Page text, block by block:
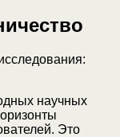
научных
Это